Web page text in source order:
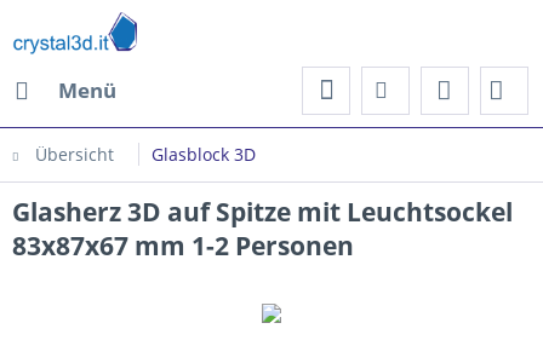
Menü
Übersicht Glasblock 3D
Glasherz 3D auf Spitze mit Leuchtsockel
83x87x67 mm 1-2 Personen